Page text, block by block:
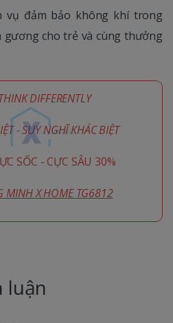
vụ đảm bảo không khí trong
gương cho trẻ và cùng thưởng
DIFFERENTLY
- SUY NGHĨ KHÁC BIỆT
SỐC - CỰC SÂU 30%
MINH X HOME TG6812
luận